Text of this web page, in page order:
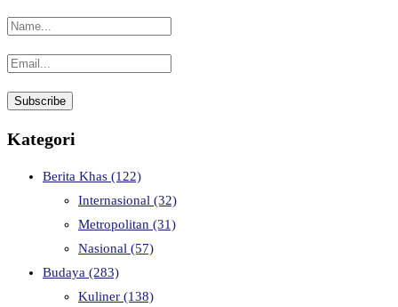
Kategori
Berita Khas (122)
Internasional (32)
Metropolitan (31)
Nasional (57)
Budaya (283)
Kuliner (138)